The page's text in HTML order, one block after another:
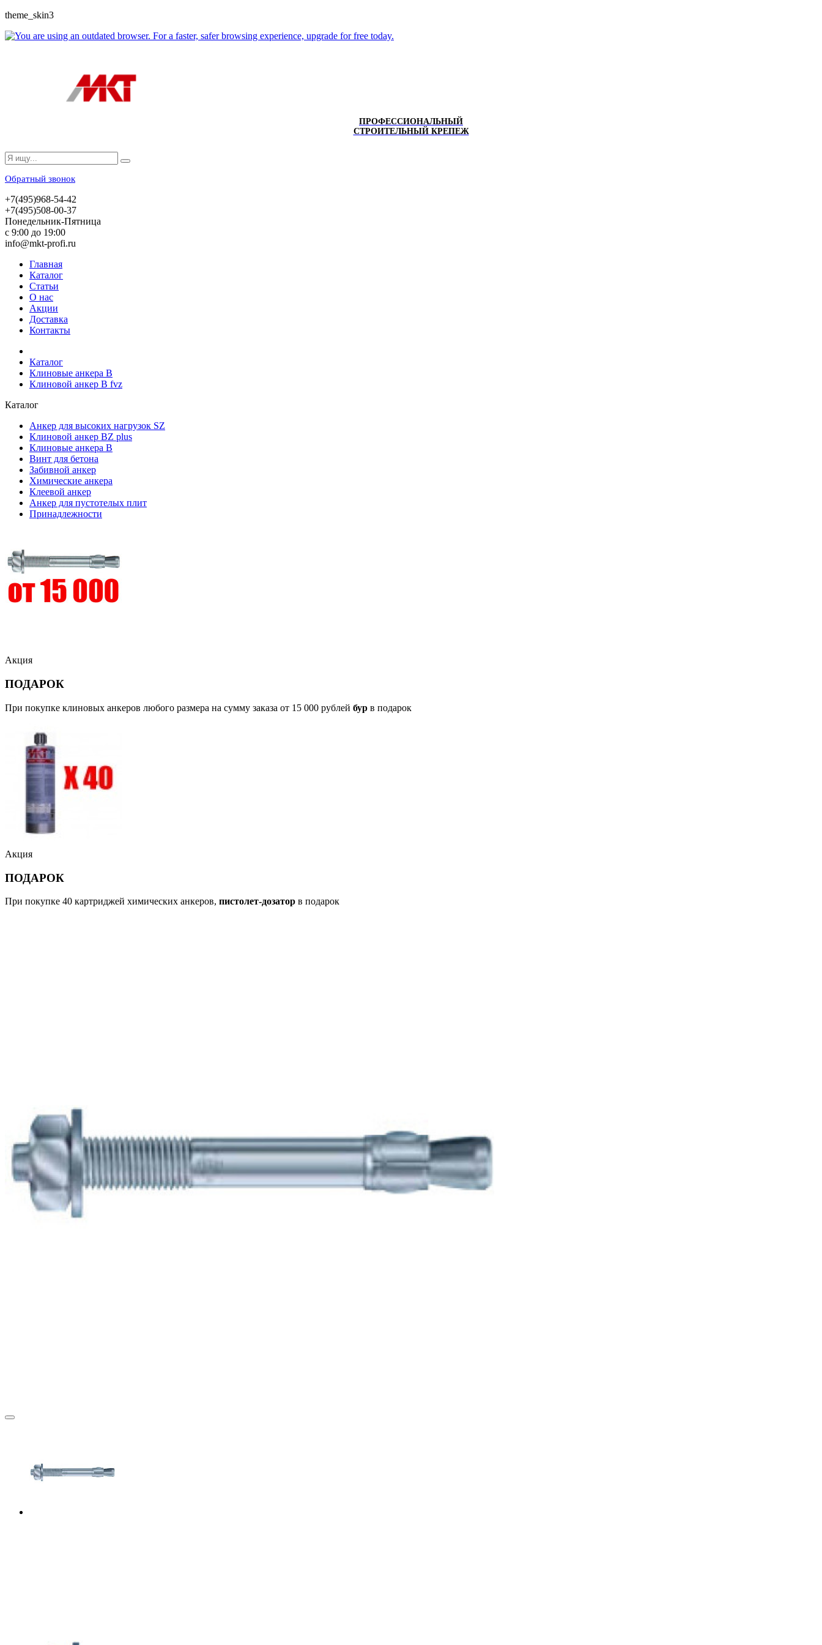
theme_skin3
ПРОФЕССИОНАЛЬНЫЙ
СТРОИТЕЛЬНЫЙ КРЕПЕЖ
Обратный звонок
+7(495)968-54-42
+7(495)508-00-37
Понедельник-Пятница
с 9:00 до 19:00
info@mkt-profi.ru
Главная
Каталог
Статьи
О нас
Акции
Доставка
Контакты
Каталог
Клиновые анкера В
Клиновой анкер B fvz
Каталог
Анкер для высоких нагрузок SZ
Клиновой анкер BZ plus
Клиновые анкера В
Винт для бетона
Забивной анкер
Химические анкера
Клеевой анкер
Анкеp для пустотелых плит
Принадлежности
Акция
ПОДАРОК
При покупке клиновых анкеров любого размера на сумму заказа от 15 000 рублей бур в подарок
Акция
ПОДАРОК
При покупке 40 картриджей химических анкеров, пистолет-дозатор в подарок